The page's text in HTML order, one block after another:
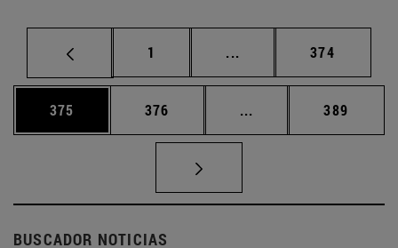
Página
1 ... Páginas intermedias
Página
374
Página
375 Página
376 ... Páginas intermedias
Página
389
BUSCADOR NOTICIAS